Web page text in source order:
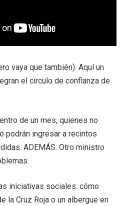
vaya que también). Aquí un
el círculo de confianza de
de un mes, quienes no
podrán ingresar a recintos
ADEMÁS: Otro ministro
iniciativas sociales: cómo
la Cruz Roja o un albergue en